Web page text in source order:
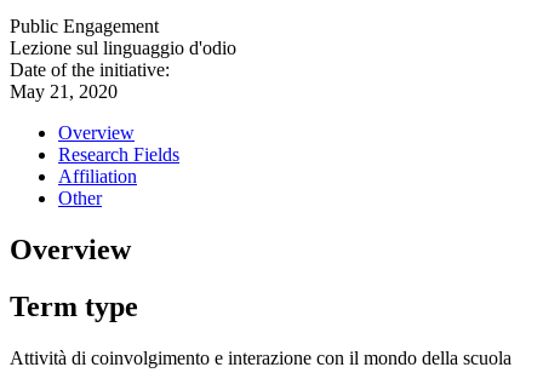
Public Engagement
Lezione sul linguaggio d'odio
Date of the initiative:
May 21, 2020
Overview
Research Fields
Affiliation
Other
Overview
Term type
Attività di coinvolgimento e interazione con il mondo della scuola